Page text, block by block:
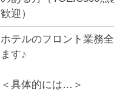
歓迎）
ホテルのフロント業務
ます♪
＜具体的には…＞